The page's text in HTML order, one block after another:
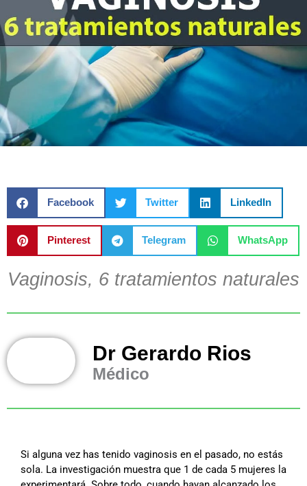
Facebook Twitter LinkedIn
Pinterest Telegram WhatsApp
Vaginosis, 6 tratamientos naturales
Dr Gerardo Rios
Médico
Si alguna vez has tenido vaginosis en el pasado, no estás
sola. La investigación muestra que 1 de cada 5 mujeres la